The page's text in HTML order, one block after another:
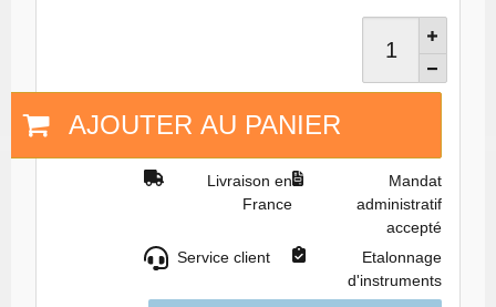
AJOUTER AU PANIER
Livraison en
France
Mandat
administratif
accepté
Service client
Etalonnage
d'instruments